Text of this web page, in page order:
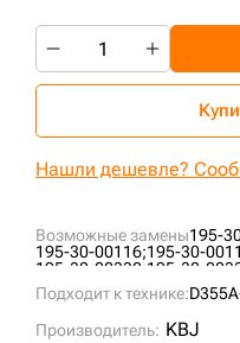
Возможные замены195-
195-30-00116;195-30-
195-30-00330;195-30-
195-30-00333;
195-30-
195-30-00336;196-30-
VKM926V;
Подходит к технике:
Производитель: KBJ
Нашли дешевле?